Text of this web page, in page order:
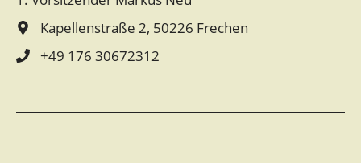
Kapellenstraße 2, 50226 Frechen
+49 176 30672312